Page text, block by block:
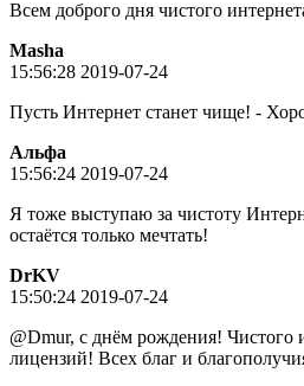
Всем доброго дня чистого
Masha
15:56:28 2019-07-24
Пусть Интернет станет чище! -
Альфа
15:56:24 2019-07-24
Я тоже выступаю за чистоту
остаётся только мечтать!
DrKV
15:50:24 2019-07-24
@Dmur, с днём рождения! Чистого
лицензий! Всех благ и